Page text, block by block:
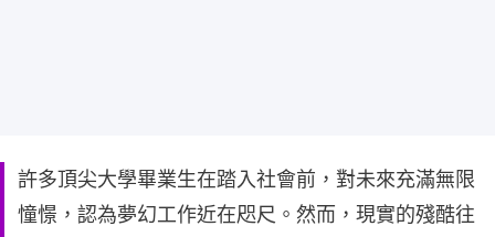
許多頂尖大學畢業生在踏入社會前，對未來充滿無限
憧憬，認為夢幻工作近在咫尺。然而，現實的殘酷往